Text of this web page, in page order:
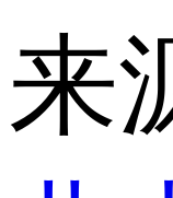
来